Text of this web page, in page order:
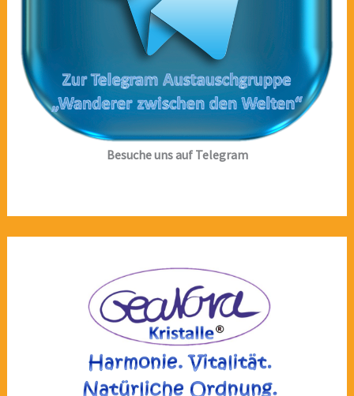
Besuche uns auf Telegram